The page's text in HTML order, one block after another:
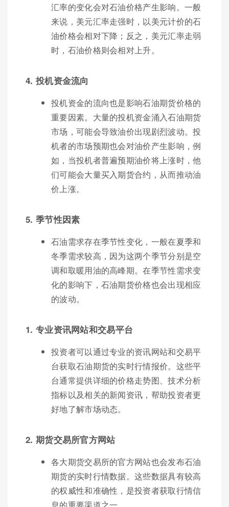
汇率的变化会对石油价格产生影响。一般
来说，美元汇率走强时，以美元计价的石
油价格会相对下降；反之，美元汇率走弱
时，石油价格则会相对上升。
4. 投机资金流向
投机资金的流向也是影响石油期货价格的
重要因素。大量的投机资金涌入石油期货
市场，可能会导致油价出现剧烈波动。投
机者的市场预期也会对油价产生影响，例
如，当投机者普遍预期油价将上涨时，他
们可能会大量买入期货合约，从而推动油
价上涨。
5. 季节性因素
石油需求存在季节性变化，一般在夏季和
冬季需求较高，因为这两个季节分别是空
调和取暖用油的高峰期。在季节性需求变
化的影响下，石油期货价格也会出现相应
的波动。
1. 专业资讯网站和交易平台
投资者可以通过专业的资讯网站和交易平
台获取石油期货的实时行情报价。这些平
台通常提供详细的价格走势图、技术分析
指标以及相关的新闻资讯，帮助投资者更
好地了解市场动态。
2. 期货交易所官方网站
各大期货交易所的官方网站也会发布石油
期货的实时行情数据。这些数据具有较高
的权威性和准确性，是投资者获取行情信
息的重要渠道之一。